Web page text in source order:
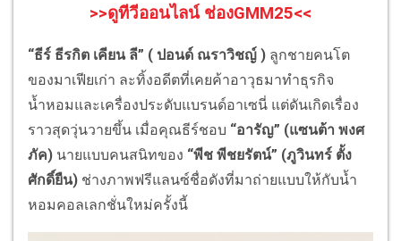
>>ดูทีวีออนไลน์ ช่องGMM25<<
“ธีร์ ธีรกิต เคียน ลี” ( ปอนด์ ณราวิชญ์ ) ลูกชายคนโต
ของมาเฟียเก่า ละทิ้งอดีตที่เคยค้าอาวุธมาทำธุรกิจ
น้ำหอมและเครื่องประดับแบรนด์อาเซนี่ แต่ดันเกิดเรื่อง
ราวสุดวุ่นวายขึ้น เมื่อคุณธีร์ชอบ “อารัญ” (แซนต้า พงศ
ภัค) นายแบบคนสนิทของ “พีช พีชยรัตน์” (ภูวินทร์ ตั้ง
ศักดิ์ยืน) ช่างภาพฟรีแลนซ์ชื่อดังที่มาถ่ายแบบให้กับน้ำ
หอมคอลเลกชั่นใหม่ครั้งนี้